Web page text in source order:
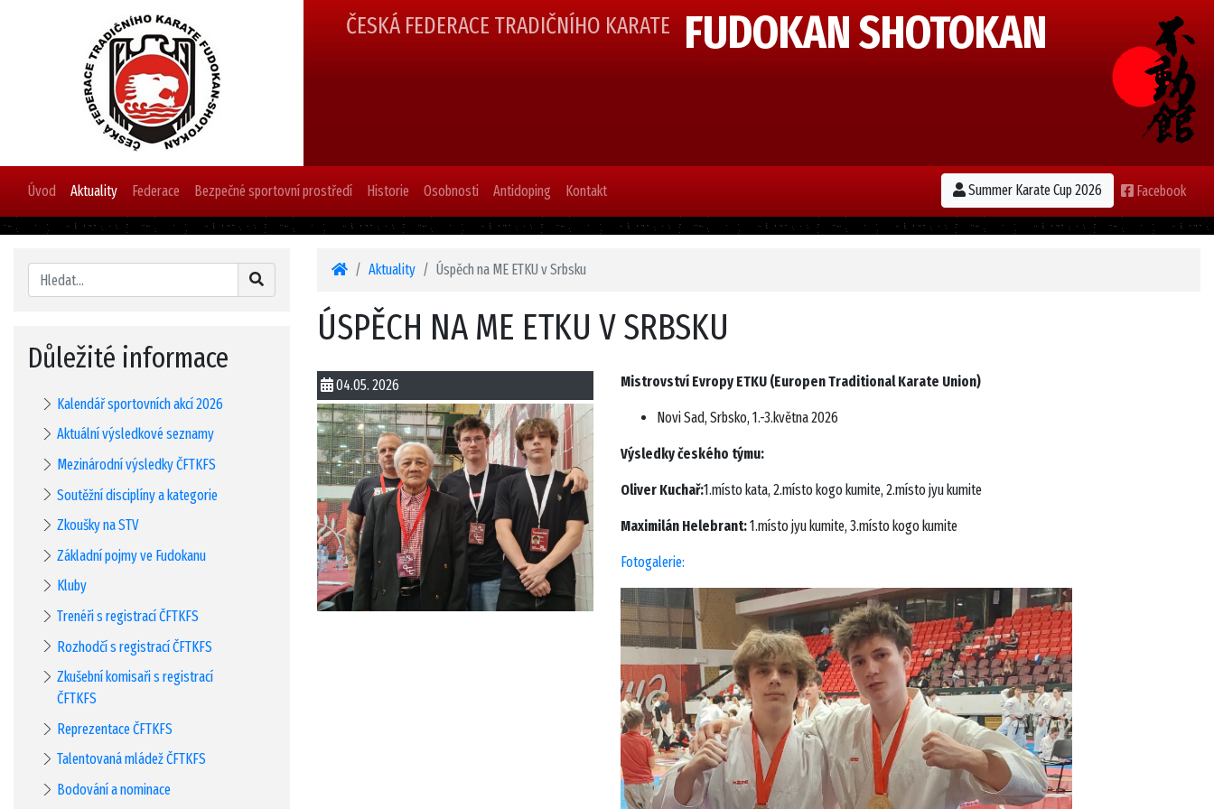
ČESKÁ FEDERACE TRADIČNÍHO KARATE FUDOKAN SHOTOKAN
Úvod Aktuality Federace Bezpečné sportovní prostředí Historie Osobnosti Antidoping Kontakt Summer Karate Cup 2026 Facebook
Důležité informace
Kalendář sportovních akcí 2026
Aktuální výsledkové seznamy
Mezinárodní výsledky ČFTKFS
Soutěžní disciplíny a kategorie
Zkoušky na STV
Základní pojmy ve Fudokanu
Kluby
Trenéři s registrací ČFTKFS
Rozhodčí s registrací ČFTKFS
Zkušební komisaři s registrací
ČFTKFS
Reprezentace ČFTKFS
Talentovaná mládež ČFTKFS
Bodování a nominace
Aktuality Úspěch na ME ETKU v Srbsku
ÚSPĚCH NA ME ETKU V SRBSKU
04.05. 2026 Mistrovství Evropy ETKU (Europen Traditional Karate Union)
Novi Sad, Srbsko, 1.-3.května 2026
Výsledky českého týmu:
Oliver Kuchař:1.místo kata, 2.místo kogo kumite, 2.místo jyu kumite
Maximilán Helebrant:1.místo jyu kumite, 3.místo kogo kumite
Fotogalerie: